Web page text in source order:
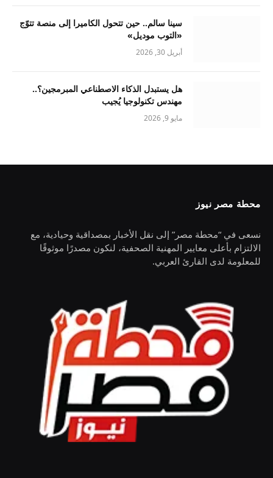
سينا سالم.. حين تتحول الكاميرا إلى منصة تتوّج
«التوب موديل»
أبريل 30, 2026
هل يستبدل الذكاء الاصطناعي المبرمجين؟..
مهندس تكنولوجيا يُجيب
مايو 9, 2026
محطة مصر نيوز
نسعى في “محطة مصر” إلى نقل الأخبار بمصداقية وحيادية، مع
الالتزام بأعلى معايير المهنية الصحفية، لنكون مصدرًا موثوقًا
للمعلومة لدى القارئ العربي.